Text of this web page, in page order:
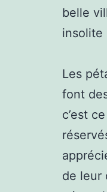
belle
insolite
Les
font
c’est
de leur